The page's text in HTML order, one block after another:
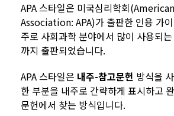
APA 스타일은 미국심리학회
Association: APA)가 출판한 인용 가
주로 사회과학 분야에서 많이 사용되
까지 출판되었습니다.
APA 스타일은 내주-참고문헌 방식을
한 부분을 내주로 간략하게 표시하고
문헌에서 찾는 방식입니다.